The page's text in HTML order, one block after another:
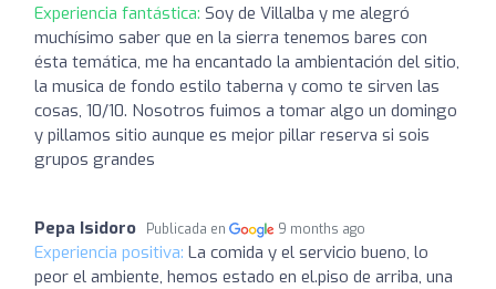
Experiencia fantástica: Soy de Villalba y me alegró
muchísimo saber que en la sierra tenemos bares con
ésta temática, me ha encantado la ambientación del sitio,
la musica de fondo estilo taberna y como te sirven las
cosas, 10/10. Nosotros fuimos a tomar algo un domingo
y pillamos sitio aunque es mejor pillar reserva si sois
grupos grandes
Pepa Isidoro Publicada en 9 months ago
Experiencia positiva: La comida y el servicio bueno, lo
peor el ambiente, hemos estado en el.piso de arriba, una